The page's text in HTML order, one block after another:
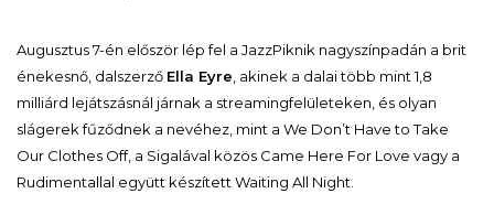
Augusztus 7-én először lép fel a JazzPiknik nagyszínpadán a brit
énekesnő, dalszerző Ella Eyre , akinek a dalai több mint 1,8
milliárd lejátszásnál járnak a streamingfelületeken, és olyan
slágerek fűződnek a nevéhez, mint a We Don’t Have to Take
Our Clothes Off, a Sigalával közös Came Here For Love vagy a
Rudimentallal együtt készített Waiting All Night.